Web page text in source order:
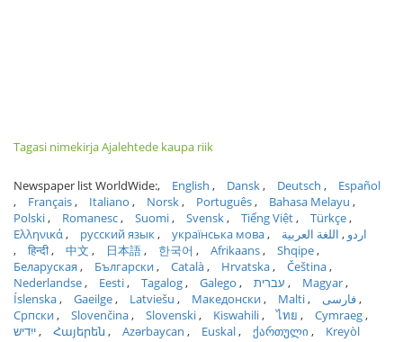
Tagasi nimekirja Ajalehtede kaupa riik
Newspaper list WorldWide: English Dansk Deutsch
Español
Français
Italiano Norsk Português
Bahasa Melayu
Polski
Romanesc Suomi Svensk Tiếng Việt
Türkçe
Ελληνικά
русский язык українська мова اردو
اللغة العربية
हिन्दी
中文 日本語 한국어 Afrikaans
Shqipe
Беларуская
Български Català Hrvatska
Čeština
Nederlandse
Eesti Tagalog Galego עברית
Magyar
Íslenska
Gaeilge Latviešu Македонски Malti
فارسی
Српски
Slovenčina Slovenski Kiswahili ไทย
Cymraeg
ייִדיש
Հայերեն Azərbaycan Euskal ქართული
Kreyòl